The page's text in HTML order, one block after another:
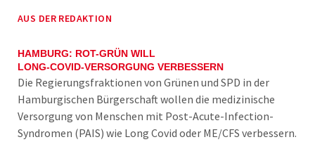
AUS DER REDAKTION
HAMBURG: ROT-GRÜN WILL
LONG-COVID-VERSORGUNG VERBESSERN
Die Regierungsfraktionen von Grünen und SPD in der
Hamburgischen Bürgerschaft wollen die medizinische
Versorgung von Menschen mit Post-Acute-Infection-
Syndromen (PAIS) wie Long Covid oder ME/CFS verbessern.